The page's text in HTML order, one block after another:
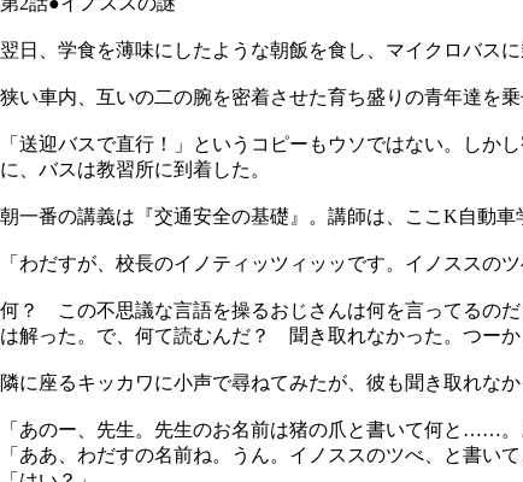
翌日、学食を薄味にしたような朝飯を食し、マイクロバス
狭い車内、互いの二の腕を密着させた育ち盛りの青年達を
「送迎バスで直行！」というコピーもウソではない。しか
に、バスは教習所に到着した。
朝一番の講義は『交通安全の基礎』。講師は、ここK自動
「わだすが、校長のイノティッツィッッです。イノスス
何？ この不思議な言語を操るおじさんは何を言ってるの
は解った。で、何て読むんだ？ 聞き取れなかった。つーか
隣に座るキッカワに小声で尋ねてみたが、彼も聞き取れな
「あのー、先生。先生のお名前は猪の爪と書いて何と……
「ああ、わだすの名前ね。うん。イノススのツべ、と書い